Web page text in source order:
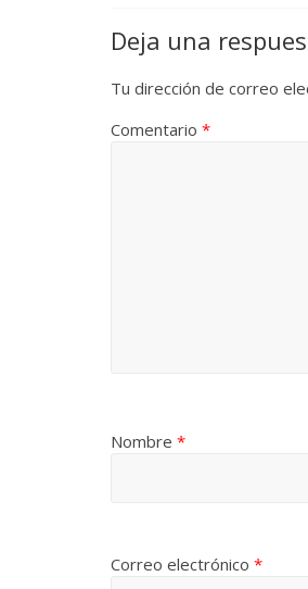
Deja una
Tu dirección de correo
Comentario *
Nombre *
Correo electrónico *